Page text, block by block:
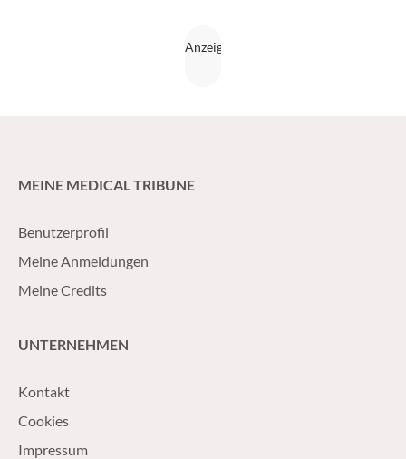
MEINE MEDICAL TRIBUNE
Benutzerprofil
Meine Anmeldungen
Meine Credits
UNTERNEHMEN
Kontakt
Cookies
Impressum